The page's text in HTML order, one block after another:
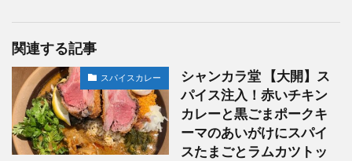
関連する記事
スパイスカレー
シャンカラ堂 【大開】ス
パイス注入！赤いチキン
カレーと黒ごまポークキ
ーマのあいがけにスパイ
スたまごとラムカツトッ